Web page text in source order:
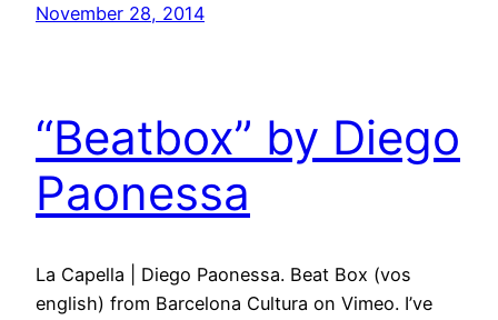
November 28, 2014
“Beatbox” by Diego
Paonessa
La Capella | Diego Paonessa. Beat Box (vos
english) from Barcelona Cultura on Vimeo. I’ve